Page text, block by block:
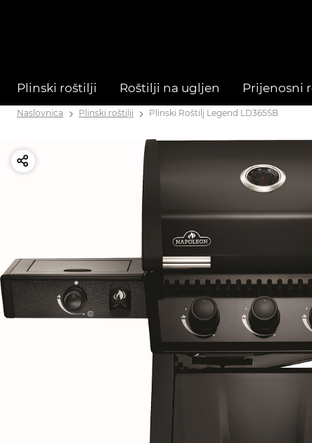
Plinski roštilji Roštilji na ugljen Prijenosni
Naslovnica Plinski roštilji Plinski Roštilj Legend LD365SB